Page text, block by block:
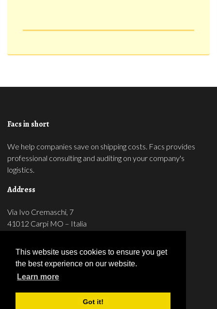
This website uses cookies to ensure you get
the best experience on our website.
Learn more
Got it!
Facs in short
We help companies save on shipping costs. Facs provides
professional consulting and auditing on your company's
logistics.
Address
Via Ivo Cremaschi, 7
41012 Carpi MO – Italia
Tel 059 5961057
Fax 059 5961450
Follow us on